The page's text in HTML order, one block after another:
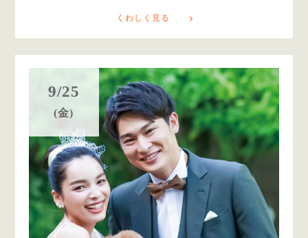
くわしく見る
9/25
(金)